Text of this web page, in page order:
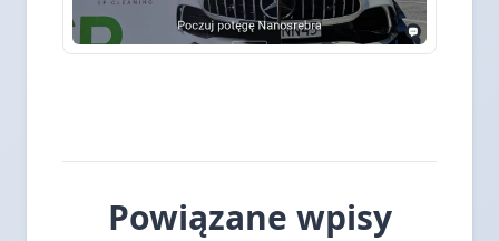
Powiązane wpisy